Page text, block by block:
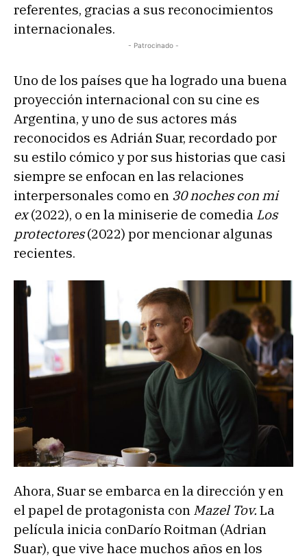
referentes, gracias a sus reconocimientos
internacionales.
- Patrocinado -
Uno de los países que ha logrado una buena
proyección internacional con su cine es
Argentina, y uno de sus actores más
reconocidos es Adrián Suar, recordado por
su estilo cómico y por sus historias que casi
siempre se enfocan en las relaciones
interpersonales como en 30 noches con mi
ex(2022), o en la miniserie de comedia Los
protectores(2022) por mencionar algunas
recientes.
Ahora, Suar se embarca en la dirección y en
el papel de protagonista con Mazel Tov. La
película inicia conDarío Roitman (Adrian
Suar), que vive hace muchos años en los